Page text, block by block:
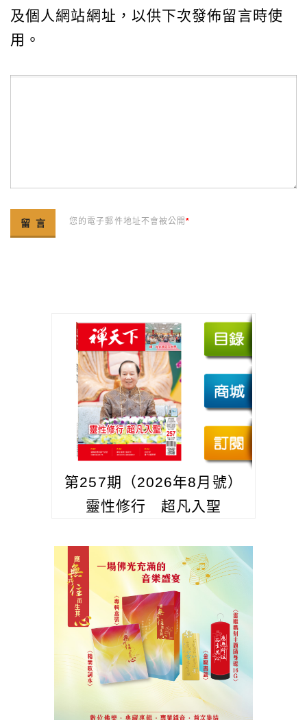
及個人網站網址，以供下次發佈留言時使
用。
您的電子郵件地址不會被公開*
第257期（2026年8月號）
靈性修行 超凡入聖